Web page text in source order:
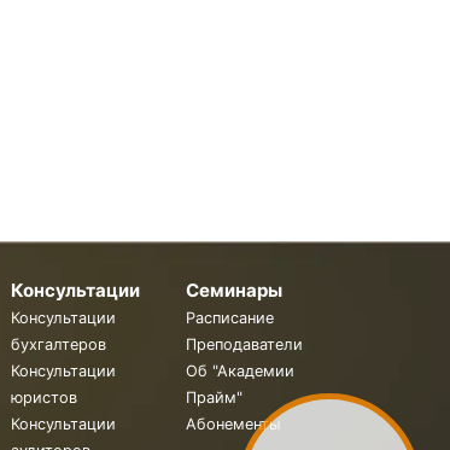
Консультации
Консультации
бухгалтеров
Консультации
юристов
Консультации
Семинары
Расписание
Преподаватели
Об "Академии
Прайм"
Абонементы